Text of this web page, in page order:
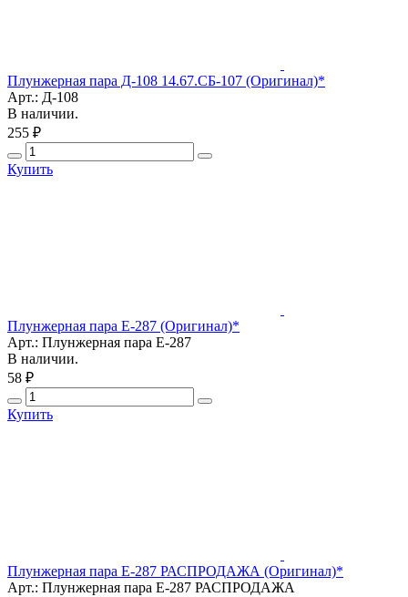
Плунжерная пара Д-108 14.67.СБ-107 (Оригинал)*
Арт.: Д-108
В наличии.
255 ₽
Купить
Плунжерная пара Е-287 (Оригинал)*
Арт.: Плунжерная пара Е-287
В наличии.
58 ₽
Купить
Плунжерная пара Е-287 РАСПРОДАЖА (Оригинал)*
Арт.: Плунжерная пара Е-287 РАСПРОДАЖА